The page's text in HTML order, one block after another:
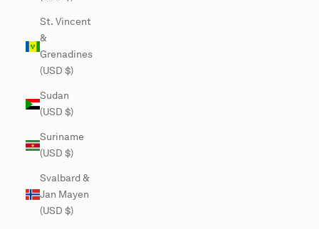
St. Vincent
&
Grenadines
(USD $)
Sudan
(USD $)
Suriname
(USD $)
Svalbard &
Jan Mayen
(USD $)